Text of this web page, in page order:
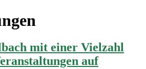
mit einer Vielzahl
auf